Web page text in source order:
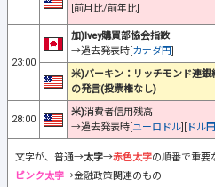
[前月比/前年比]
23:00
加)Ivey購買部協会指数
→過去発表時[カナダ円]
米)バーキン：リッチモンド連銀
の発言(投票権なし)
28:00
米)消費者信用残高
→過去発表時[ユーロドル][ ドル円
文字が、普通→太字→赤色太字の順番で重要
ピンク太字→金融政策関連のもの